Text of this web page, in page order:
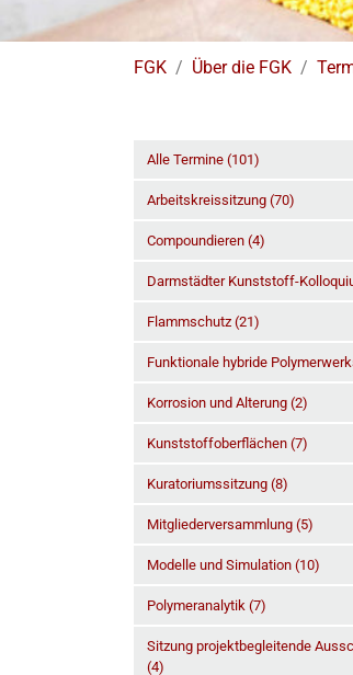
Sie sind hier:
FGK Über die FGK
Alle Termine (101)
Arbeitskreissitzung (70)
Compoundieren (4)
Darmstädter Kunststoff-
Flammschutz (21)
Funktionale hybride
Korrosion und Alterung (2)
Kunststoffoberflächen (7)
Kuratoriumssitzung (8)
Mitgliederversammlung (5)
Modelle und Simulation (10)
Polymeranalytik (7)
Sitzung projektbegleitende
(4)